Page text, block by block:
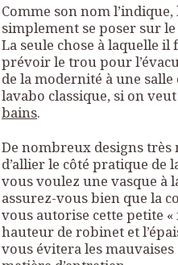
Comme son nom
simplement se poser sur
La seule chose à laquelle il
prévoir le trou pour
de la modernité à une
lavabo classique, si on
bains.
De nombreux designs
d’allier le côté pratique de
vous voulez une vasque à
assurez-vous bien que la
vous autorise cette petite
hauteur de robinet et
vous évitera les